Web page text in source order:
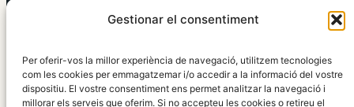
Gestionar el consentiment
Per oferir-vos la millor experiència de navegació, utilitzem tecnologies
com les cookies per emmagatzemar i/o accedir a la informació del vostre
dispositiu. El vostre consentiment ens permet analitzar la navegació i
millorar els serveis que oferim. Si no accepteu les cookies o retireu el
Política
Societat
Tendències